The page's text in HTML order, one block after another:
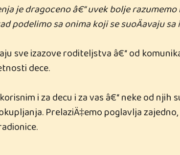
je dragoceno â€“ uvek bolje
podelimo sa onima koji se suoÄavaju
sve izazove roditeljstva â€“ od
dece.
i za decu i za vas â€“ neke od
PrelaziÄ‡emo poglavlja